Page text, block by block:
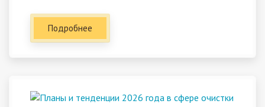
Подробнее